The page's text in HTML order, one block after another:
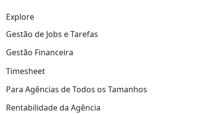
Explore
Gestão de Jobs e Tarefas
Gestão Financeira
Timesheet
Para Agências de Todos os Tamanhos
Rentabilidade da Agência